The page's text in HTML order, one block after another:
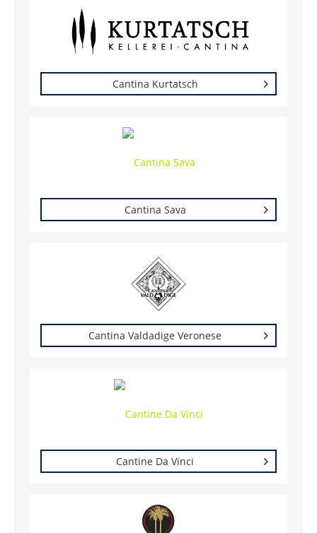
Cantina Kurtatsch
Cantina Sava
Cantina Valdadige Veronese
Cantine Da Vinci